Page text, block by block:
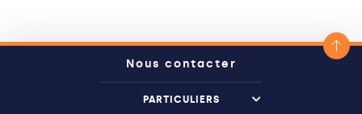
Nous contacter
PARTICULIERS